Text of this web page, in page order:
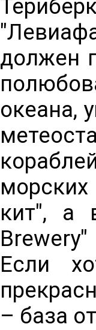
должен
океана,
кит", а
Если
– база